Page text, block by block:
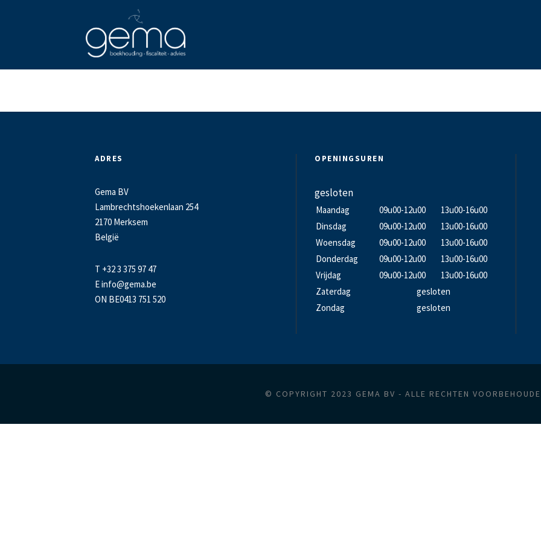
ADRES
Gema BV
Lambrechtshoekenlaan 254
2170 Merksem
België
T +32 3 375 97 47
Einfo@gema.be
ON BE0413 751 520
OPENINGSUREN
gesloten
Maandag 09u00-12u00
13u00-16u00
Dinsdag
09u00-12u00
13u00-16u00
Woensdag
09u00-12u00
13u00-16u00
Donderdag
09u00-12u00
13u00-16u00
Vrijdag
09u00-12u00
13u00-16u00
Zaterdag
gesloten
Zondag
gesloten
© COPYRIGHT 2023 GEMA BV - ALLE RECHTEN